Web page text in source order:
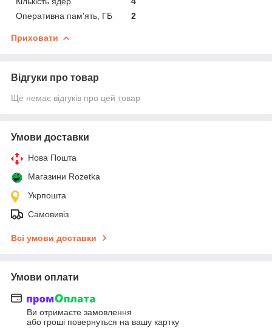
Оперативна пам'ять, ГБ
2
Приховати
Відгуки про товар
Ще немає відгуків про цей товар
Умови доставки
Нова Пошта
Магазини Rozetka
Укрпошта
Самовивіз
Всі умови доставки
Умови оплати
Ви отримаєте замовлення
або гроші повернуться на вашу картку